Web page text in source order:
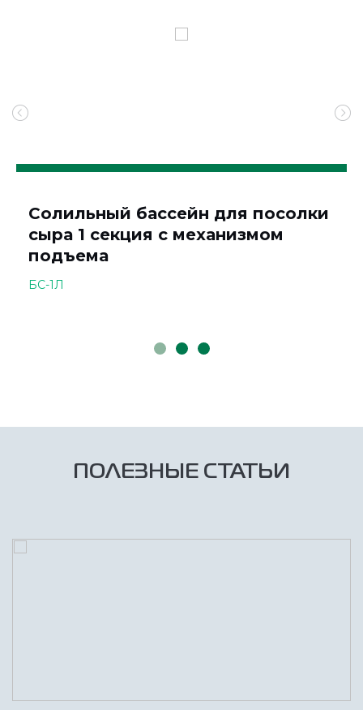
Солильный бассейн для посолки
сыра 1 секция с механизмом
подъема
БС-1Л
ПОЛЕЗНЫЕ СТАТЬИ